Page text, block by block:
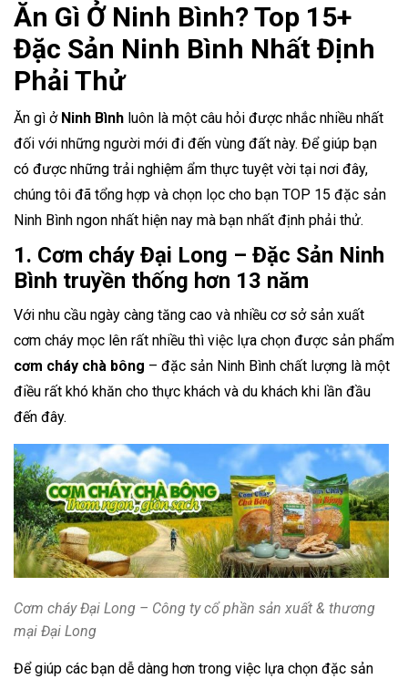
Ăn Gì Ở Ninh Bình? Top 15+
Đặc Sản Ninh Bình Nhất Định
Phải Thử
Ăn gì ở Ninh Bình luôn là một câu hỏi được nhắc nhiều nhất
đối với những người mới đi đến vùng đất này. Để giúp bạn
có được những trải nghiệm ẩm thực tuyệt vời tại nơi đây,
chúng tôi đã tổng hợp và chọn lọc cho bạn TOP 15 đặc sản
Ninh Bình ngon nhất hiện nay mà bạn nhất định phải thử.
1. Cơm cháy Đại Long – Đặc Sản Ninh
Bình truyền thống hơn 13 năm
Với nhu cầu ngày càng tăng cao và nhiều cơ sở sản xuất
cơm cháy mọc lên rất nhiều thì việc lựa chọn được sản phẩm
cơm cháy chà bông – đặc sản Ninh Bình chất lượng là một
điều rất khó khăn cho thực khách và du khách khi lần đầu
đến đây.
Cơm cháy Đại Long – Công ty cổ phần sản xuất & thương
mại Đại Long
Để giúp các bạn dễ dàng hơn trong việc lựa chọn đặc sản